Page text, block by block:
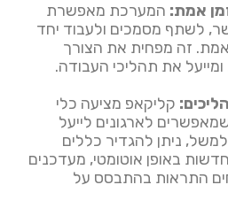
אמת: המערכת מאפשרת
לשתף מסמכים ולעבוד יחד
זה מפחית את הצורך
ומייעל את תהליכי העבודה.
קליקאפ מציעה כלי
לארגונים לייעל
ניתן להגדיר כללים
באופן אוטומטי, מעדכנים
התראות בהתבסס על